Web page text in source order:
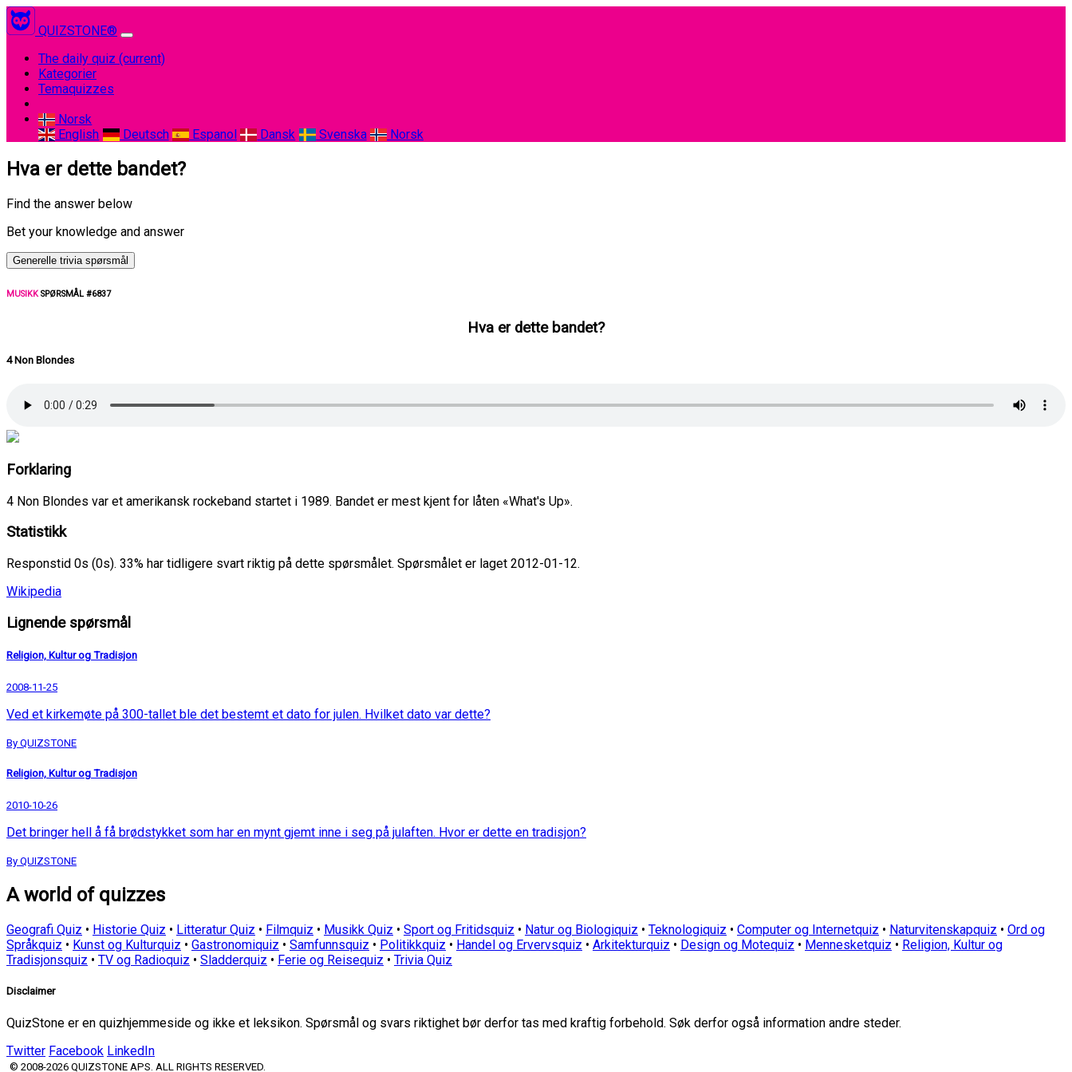
QUIZSTONE®
The daily quiz (current)
Kategorier
Temaquizzes
Norsk
English
Deutsch Espanol Dansk Svenska Norsk
Hva er dette bandet?
Find the answer below
Bet your knowledge and answer
Generelle trivia spørsmål
MUSIKKSPØRSMÅL #6837
Hva er dette bandet?
4 Non Blondes
Forklaring
4 Non Blondes var et amerikansk rockeband startet i 1989. Bandet er mest kjent for låten «What's Up».
Statistikk
Responstid 0s (0s). 33% har tidligere svart riktig på dette spørsmålet. Spørsmålet er laget 2012-01-12.
Wikipedia
Lignende spørsmål
Religion, Kultur og Tradisjon
2008-11-25
Ved et kirkemøte på 300-tallet ble det bestemt et dato for julen. Hvilket dato var dette?
By QUIZSTONE
Religion, Kultur og Tradisjon
2010-10-26
Det bringer hell å få brødstykket som har en mynt gjemt inne i seg på julaften. Hvor er dette en tradisjon?
By QUIZSTONE
A world of quizzes
Geografi Quiz • Historie Quiz • Litteratur Quiz • Filmquiz • Musikk Quiz • Sport og Fritidsquiz • Natur og Biologiquiz • Teknologiquiz • Computer og Internetquiz • Naturvitenskapquiz • Ord og
Språkquiz • Kunst og Kulturquiz • Gastronomiquiz • Samfunnsquiz • Politikkquiz • Handel og Ervervsquiz • Arkitekturquiz • Design og Motequiz • Mennesketquiz • Religion, Kultur og
Tradisjonsquiz • TV og Radioquiz • Sladderquiz • Ferie og Reisequiz • Trivia Quiz
Disclaimer
QuizStone er en quizhjemmeside og ikke et leksikon. Spørsmål og svars riktighet bør derfor tas med kraftig forbehold. Søk derfor også information andre steder.
Twitter Facebook LinkedIn
© 2008-2026 QUIZSTONE APS. ALL RIGHTS RESERVED.